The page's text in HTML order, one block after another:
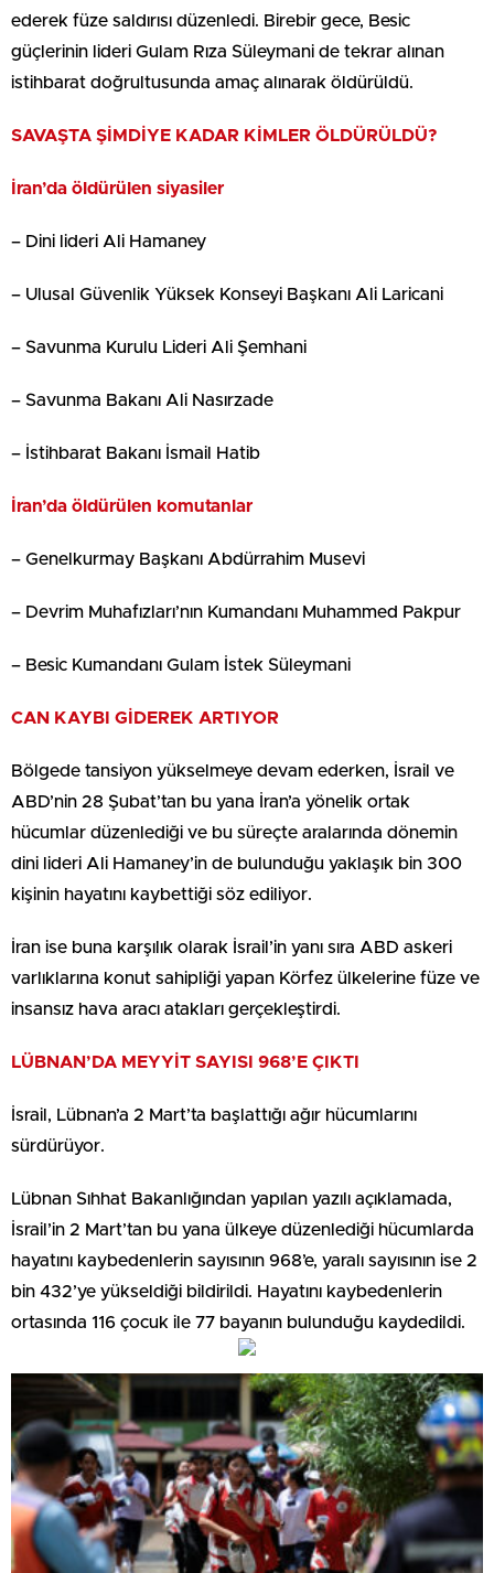
ederek füze saldırısı düzenledi. Birebir gece, Besic
güçlerinin lideri Gulam Rıza Süleymani de tekrar alınan
istihbarat doğrultusunda amaç alınarak öldürüldü.
SAVAŞTA ŞİMDİYE KADAR KİMLER ÖLDÜRÜLDÜ?
İran’da öldürülen siyasiler
– Dini lideri Ali Hamaney
– Ulusal Güvenlik Yüksek Konseyi Başkanı Ali Laricani
– Savunma Kurulu Lideri Ali Şemhani
– Savunma Bakanı Ali Nasırzade
– İstihbarat Bakanı İsmail Hatib
İran’da öldürülen komutanlar
– Genelkurmay Başkanı Abdürrahim Musevi
– Devrim Muhafızları’nın Kumandanı Muhammed Pakpur
– Besic Kumandanı Gulam İstek Süleymani
CAN KAYBI GİDEREK ARTIYOR
Bölgede tansiyon yükselmeye devam ederken, İsrail ve
ABD’nin 28 Şubat’tan bu yana İran’a yönelik ortak
hücumlar düzenlediği ve bu süreçte aralarında dönemin
dini lideri Ali Hamaney’in de bulunduğu yaklaşık bin 300
kişinin hayatını kaybettiği söz ediliyor.
İran ise buna karşılık olarak İsrail’in yanı sıra ABD askeri
varlıklarına konut sahipliği yapan Körfez ülkelerine füze ve
insansız hava aracı atakları gerçekleştirdi.
LÜBNAN’DA MEYYİT SAYISI 968’E ÇIKTI
İsrail, Lübnan’a 2 Mart’ta başlattığı ağır hücumlarını
sürdürüyor.
Lübnan Sıhhat Bakanlığından yapılan yazılı açıklamada,
İsrail’in 2 Mart’tan bu yana ülkeye düzenlediği hücumlarda
hayatını kaybedenlerin sayısının 968’e, yaralı sayısının ise 2
bin 432’ye yükseldiği bildirildi. Hayatını kaybedenlerin
ortasında 116 çocuk ile 77 bayanın bulunduğu kaydedildi.